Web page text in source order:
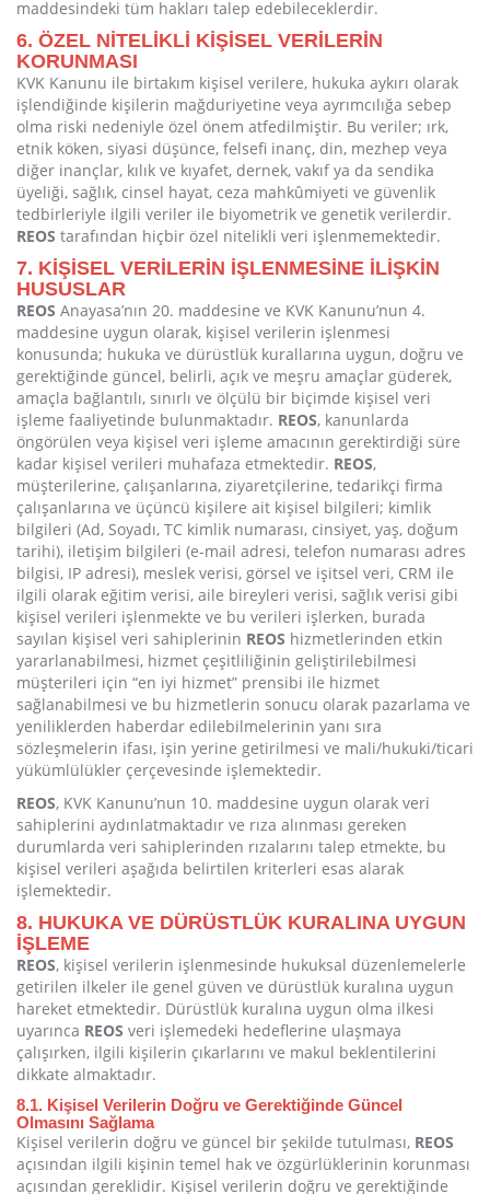
maddesindeki tüm hakları talep edebileceklerdir.
6. ÖZEL NİTELİKLİ KİŞİSEL VERİLERİN
KORUNMASI
KVK Kanunu ile birtakım kişisel verilere, hukuka aykırı olarak
işlendiğinde kişilerin mağduriyetine veya ayrımcılığa sebep
olma riski nedeniyle özel önem atfedilmiştir. Bu veriler; ırk,
etnik köken, siyasi düşünce, felsefi inanç, din, mezhep veya
diğer inançlar, kılık ve kıyafet, dernek, vakıf ya da sendika
üyeliği, sağlık, cinsel hayat, ceza mahkûmiyeti ve güvenlik
tedbirleriyle ilgili veriler ile biyometrik ve genetik verilerdir.
REOS tarafından hiçbir özel nitelikli veri işlenmemektedir.
7. KİŞİSEL VERİLERİN İŞLENMESİNE İLİŞKİN
HUSUSLAR
REOS Anayasa’nın 20. maddesine ve KVK Kanunu’nun 4.
maddesine uygun olarak, kişisel verilerin işlenmesi
konusunda; hukuka ve dürüstlük kurallarına uygun, doğru ve
gerektiğinde güncel, belirli, açık ve meşru amaçlar güderek,
amaçla bağlantılı, sınırlı ve ölçülü bir biçimde kişisel veri
işleme faaliyetinde bulunmaktadır. REOS, kanunlarda
öngörülen veya kişisel veri işleme amacının gerektirdiği süre
kadar kişisel verileri muhafaza etmektedir. REOS,
müşterilerine, çalışanlarına, ziyaretçilerine, tedarikçi firma
çalışanlarına ve üçüncü kişilere ait kişisel bilgileri; kimlik
bilgileri (Ad, Soyadı, TC kimlik numarası, cinsiyet, yaş, doğum
tarihi), iletişim bilgileri (e-mail adresi, telefon numarası adres
bilgisi, IP adresi), meslek verisi, görsel ve işitsel veri, CRM ile
ilgili olarak eğitim verisi, aile bireyleri verisi, sağlık verisi gibi
kişisel verileri işlenmekte ve bu verileri işlerken, burada
sayılan kişisel veri sahiplerinin REOS hizmetlerinden etkin
yararlanabilmesi, hizmet çeşitliliğinin geliştirilebilmesi
müşterileri için “en iyi hizmet” prensibi ile hizmet
sağlanabilmesi ve bu hizmetlerin sonucu olarak pazarlama ve
yeniliklerden haberdar edilebilmelerinin yanı sıra
sözleşmelerin ifası, işin yerine getirilmesi ve mali/hukuki/ticari
yükümlülükler çerçevesinde işlemektedir.
REOS, KVK Kanunu’nun 10. maddesine uygun olarak veri
sahiplerini aydınlatmaktadır ve rıza alınması gereken
durumlarda veri sahiplerinden rızalarını talep etmekte, bu
kişisel verileri aşağıda belirtilen kriterleri esas alarak
işlemektedir.
8. HUKUKA VE DÜRÜSTLÜK KURALINA UYGUN
İŞLEME
REOS, kişisel verilerin işlenmesinde hukuksal düzenlemelerle
getirilen ilkeler ile genel güven ve dürüstlük kuralına uygun
hareket etmektedir. Dürüstlük kuralına uygun olma ilkesi
uyarınca REOS veri işlemedeki hedeflerine ulaşmaya
çalışırken, ilgili kişilerin çıkarlarını ve makul beklentilerini
dikkate almaktadır.
8.1. Kişisel Verilerin Doğru ve Gerektiğinde Güncel
Olmasını Sağlama
Kişisel verilerin doğru ve güncel bir şekilde tutulması, REOS
açısından ilgili kişinin temel hak ve özgürlüklerinin korunması
açısından gereklidir. Kişisel verilerin doğru ve gerektiğinde